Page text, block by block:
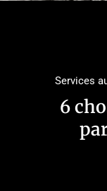
Services
6